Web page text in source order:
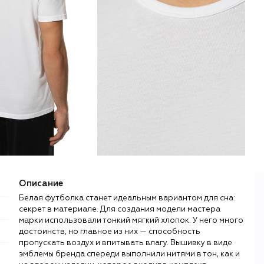
Описание
Белая футболка станет идеальным вариантом для сна:
секрет в материале. Для создания модели мастера
марки использовали тонкий мягкий хлопок. У него много
достоинств, но главное из них — способность
пропускать воздух и впитывать влагу. Вышивку в виде
эмблемы бренда спереди выполнили нитями в тон, как и